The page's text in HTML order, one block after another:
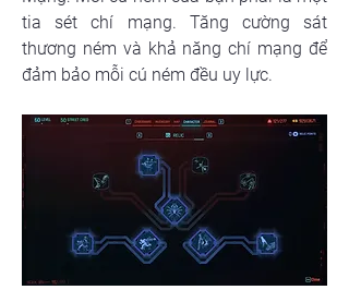
tia sét chí mạng. Tăng cường sát
thương ném và khả năng chí mạng để
đảm bảo mỗi cú ném đều uy lực.